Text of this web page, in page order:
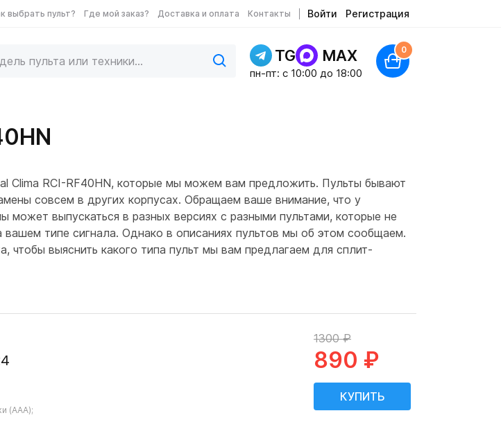
выбрать пульт? Где мой заказ? Доставка и оплата Контакты Войти Регистрация
TG MAX
пн-пт: c 10:00 до 18:00
0
Clima RCI-RF40HN, которые мы можем вам предложить. Пульты бывают
совсем в других корпусах. Обращаем ваше внимание, что у
выпускаться в разных версиях с разными пультами, которые не
вашем типе сигнала. Однако в описаниях пультов мы об этом сообщаем.
чтобы выяснить какого типа пульт мы вам предлагаем для сплит-
(AAA);
1300 ₽
890 ₽